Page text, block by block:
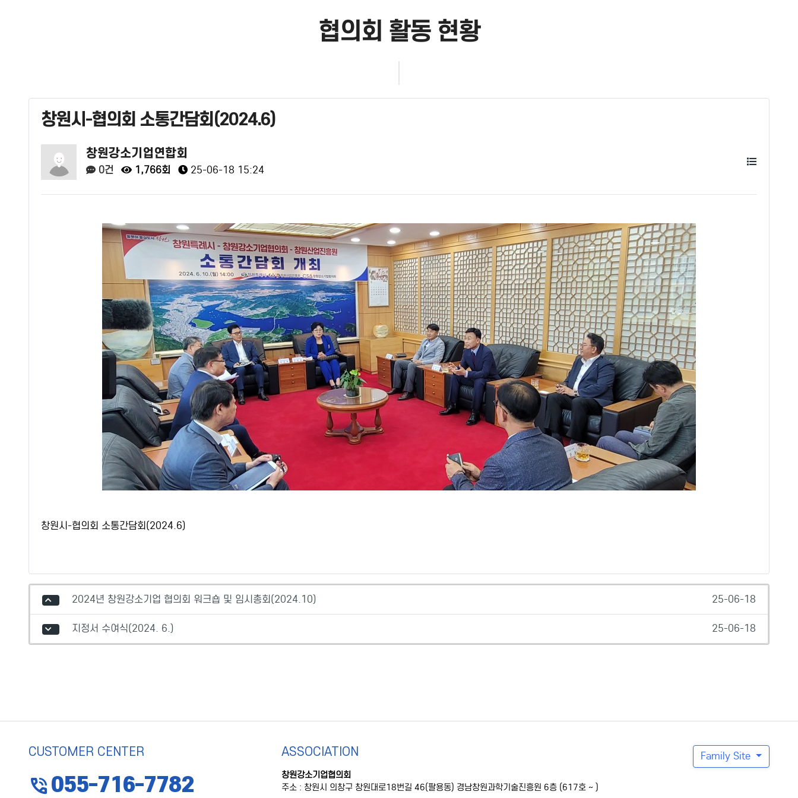
협의회 활동 현황
창원시-협의회 소통간담회(2024.6)
창원강소기업연합회
0건 1,766회 25-06-18 15:24
창원시-협의회 소통간담회(2024.6)
2024년 창원강소기업 협의회 워크숍 및 임시총회(2024.10) 25-06-18
지정서 수여식(2024. 6.) 25-06-18
CUSTOMER CENTER
phone_in_talk 055-716-7782
ASSOCIATION
창원강소기업협의회
주소 : 창원시 의창구 창원대로18번길 46(팔용동) 경남창원과학기술진흥원 6층 (617호 ~ )
Family Site